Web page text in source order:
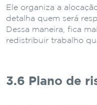
Ele organiza a
detalha quem será
Dessa maneira, fica
redistribuir trabalho
3.6 Plano de